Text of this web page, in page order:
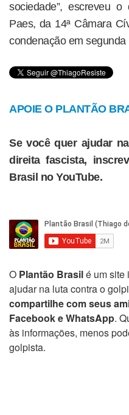
sociedade”, escreveu o
Paes, da 14ª Câmara
condenação em segunda
APOIE O PLANTÃO
Se você quer ajudar
direita fascista,
Brasil no YouTube.
O Plantão Brasilé um site
ajudar na luta contra o
compartilhe com seus
Facebook e WhatsApp.
às informações, menos
golpista.